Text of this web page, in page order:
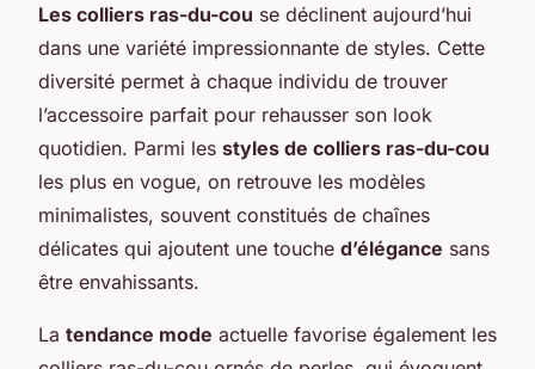
Les colliers ras-du-cou se déclinent aujourd’hui
dans une variété impressionnante de styles. Cette
diversité permet à chaque individu de trouver
l’accessoire parfait pour rehausser son look
quotidien. Parmi les styles de colliers ras-du-cou
les plus en vogue, on retrouve les modèles
minimalistes, souvent constitués de chaînes
délicates qui ajoutent une touche d’élégance sans
être envahissants.
La tendance mode actuelle favorise également les